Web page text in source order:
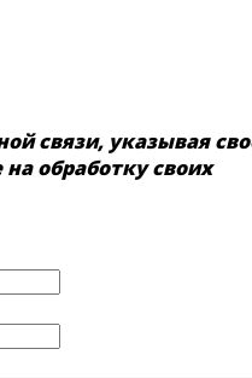
связи, указывая
обработку своих